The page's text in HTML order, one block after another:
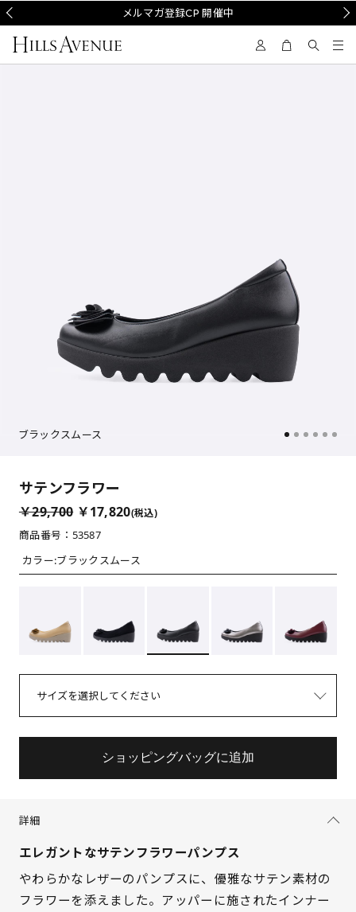
メルマガ登録CP 開催中
ブラックスムース
サテンフラワー
￥29,700 ￥17,820(税込)
商品番号：53587
カラー:ブラックスムース
サイズを選択してください
ショッピングバッグに追加
詳細
エレガントなサテンフラワーパンプス
やわらかなレザーのパンプスに、優雅なサテン素材の
フラワーを添えました。アッパーに施されたインナー